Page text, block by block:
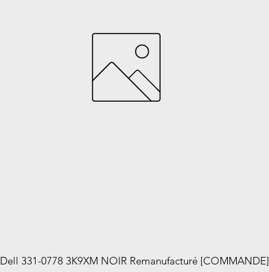
Dell 331-0778 3K9XM NOIR Remanufacturé [COMMANDE]